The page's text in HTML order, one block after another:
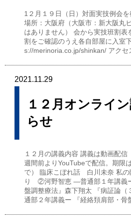
1２月１９日（日）対面実技例会
場所：大阪府（大阪市：新大阪丸
はありません） 会から実技班割表
割をご確認のうえ各自部屋に入
s://merinoria.co.jp/shinkan/ アク
2021.11.29
１２月オンライ
らせ
１２月の講義内容 講義は動画配信
週間前よりYouTubeで配信。期限
で） 臨床こぼれ話 白川未奈 私
り ②河野智恵 ―普通部１年講義
盤調整療法』森下翔太 『病証論（
通部２年講義ー 『経絡頚肩部・骨